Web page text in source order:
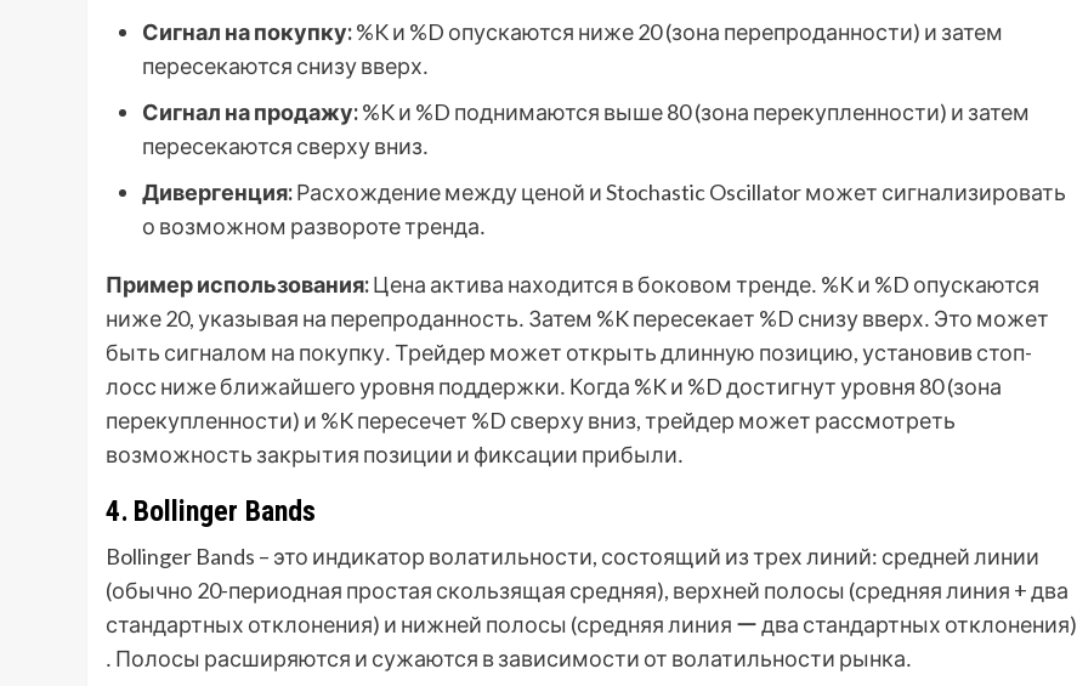
Сигнал на покупку:%K и %D опускаются ниже 20 (зона перепроданности) и затем
пересекаются снизу вверх․
Сигнал на продажу:%K и %D поднимаются выше 80 (зона перекупленности) и затем
пересекаются сверху вниз․
Дивергенция:Расхождение между ценой и Stochastic Oscillator может сигнализировать
о возможном развороте тренда․
Пример использования:Цена актива находится в боковом тренде․ %K и %D опускаются
ниже 20, указывая на перепроданность․ Затем %K пересекает %D снизу вверх․ Это может
быть сигналом на покупку․ Трейдер может открыть длинную позицию, установив стоп-
лосс ниже ближайшего уровня поддержки․ Когда %K и %D достигнут уровня 80 (зона
перекупленности) и %K пересечет %D сверху вниз, трейдер может рассмотреть
возможность закрытия позиции и фиксации прибыли․
4․ Bollinger Bands
Bollinger Bands – это индикатор волатильности, состоящий из трех линий: средней линии
(обычно 20-периодная простая скользящая средняя), верхней полосы (средняя линия + два
стандартных отклонения) и нижней полосы (средняя линия ー два стандартных отклонения)
․ Полосы расширяются и сужаются в зависимости от волатильности рынка․